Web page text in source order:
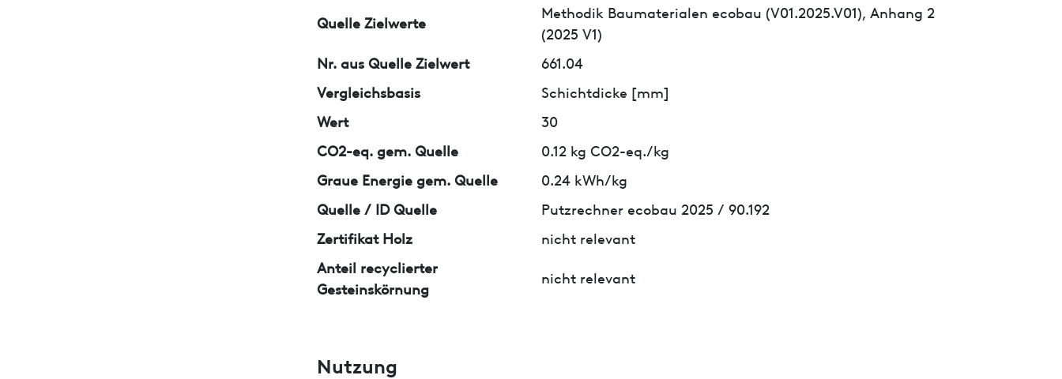
Quelle Zielwerte
Methodik Baumaterialen ecobau (V01.2025.V01), Anhang 2
(2025 V1)
Nr. aus Quelle Zielwert
661.04
Vergleichsbasis
Schichtdicke [mm]
Wert
30
CO2-eq. gem. Quelle
0.12 kg CO2-eq./kg
Graue Energie gem. Quelle
0.24 kWh/kg
Quelle / ID Quelle
Putzrechner ecobau 2025 / 90.192
Zertifikat Holz
nicht relevant
Anteil recyclierter
Gesteinskörnung
nicht relevant
Nutzung